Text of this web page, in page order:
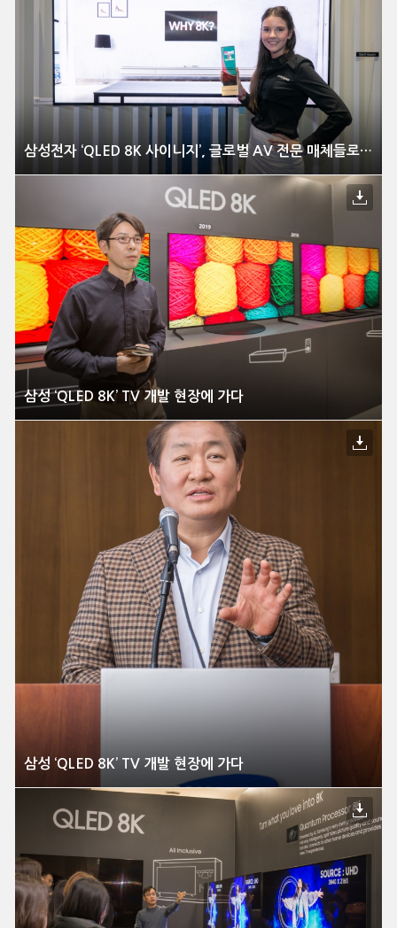
삼성전자 ‘QLED 8K 사이니지’, 글로벌 AV 전문 매체들로부터 호평받아
삼성 ‘QLED 8K’ TV 개발 현장에 가다
삼성 ‘QLED 8K’ TV 개발 현장에 가다